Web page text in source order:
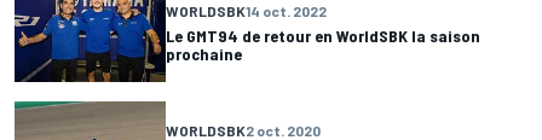
WORLDSBK14 oct. 2022
Le GMT94 de retour en WorldSBK la saison
prochaine
WORLDSBK2 oct. 2020